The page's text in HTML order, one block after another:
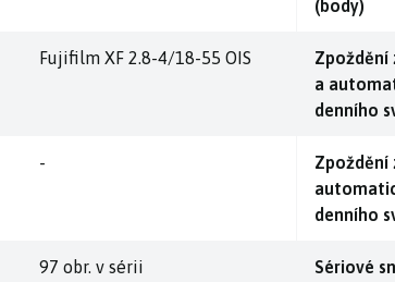
(body)
Fujifilm XF 2.8-4/18-55 OIS
Zpoždění
a
denního
-
Zpoždění
denního
97 obr. v sérii Sériové